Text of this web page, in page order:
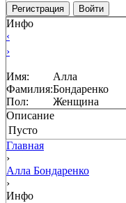
Регистрация Войти
Инфо
‹
›
Имя:
Алла
Фамилия:Бондаренко
Пол:
Женщина
Описание
Пусто
Главная
›
Алла Бондаренко
›
Инфо